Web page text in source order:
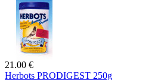
21.00 €
Herbots PRODIGEST 250g